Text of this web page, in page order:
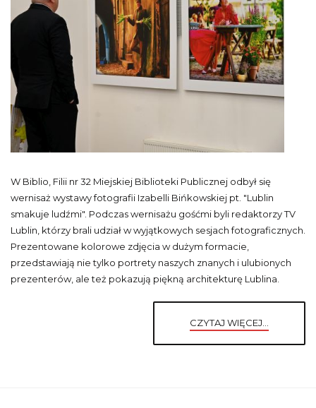
W Biblio, Filii nr 32 Miejskiej Biblioteki Publicznej odbył się
wernisaż wystawy fotografii Izabelli Bińkowskiej pt. "Lublin
smakuje ludźmi". Podczas wernisażu gośćmi byli redaktorzy TV
Lublin, którzy brali udział w wyjątkowych sesjach fotograficznych.
Prezentowane kolorowe zdjęcia w dużym formacie,
przedstawiają nie tylko portrety naszych znanych i ulubionych
prezenterów, ale też pokazują piękną architekturę Lublina.
CZYTAJ WIĘCEJ...